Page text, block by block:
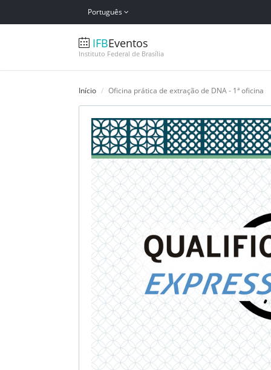
Português
IFBEventos
Instituto Federal de Brasília
Início Oficina prática de extração de DNA - 1ª oficina